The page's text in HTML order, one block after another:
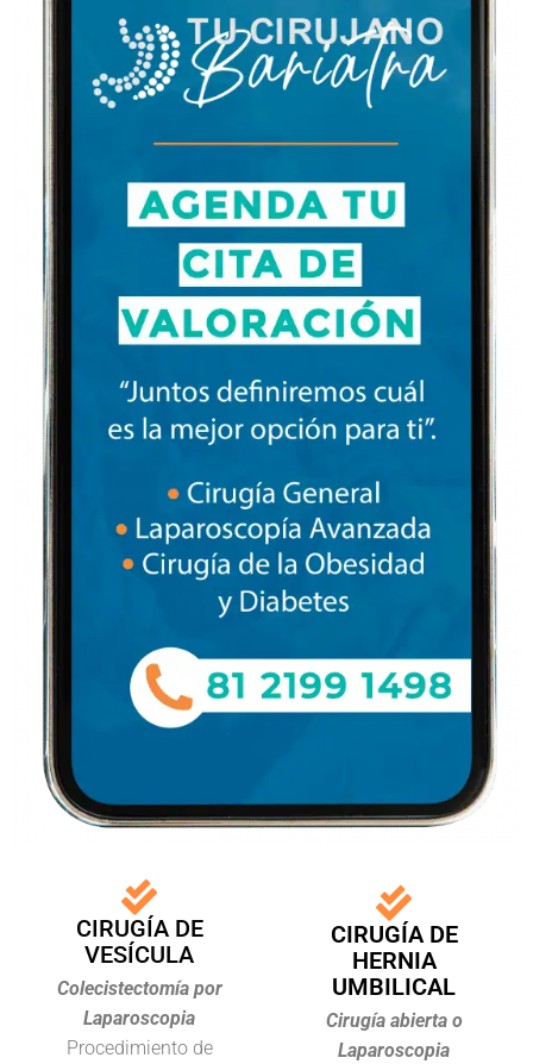
CIRUGÍA DE
VESÍCULA
Colecistectomía por
Laparoscopia
Procedimiento de
CIRUGÍA DE
HERNIA
UMBILICAL
Cirugía abierta o
Laparoscopia